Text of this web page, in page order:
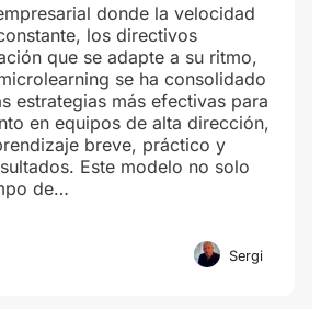
donde la velocidad
los directivos
que se adapte a su ritmo,
se ha consolidado
estrategias más efectivas para
en equipos de alta dirección,
breve, práctico y
Este modelo no solo
de…
Sergi